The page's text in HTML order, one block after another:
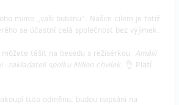
mimo „vaši bublinu“. Našim cílem je totiž
se účastní celá společnost bez výjimek.
těšit na besedu s režisérkou Amálií
zakladateli spolku Milion chvilek. 👌 Platí
tuto odměnu, budou napsáni na